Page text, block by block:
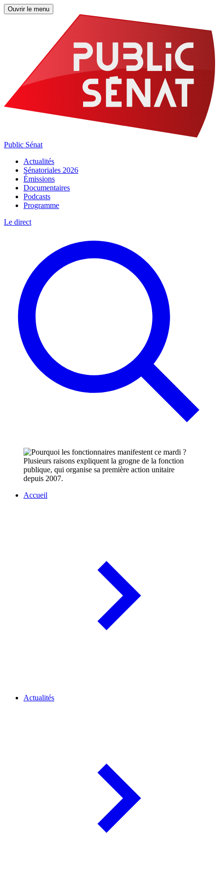
Ouvrir le menu
Public Sénat
Actualités
Sénatoriales 2026
Émissions
Documentaires
Podcasts
Programme
Le direct
Plusieurs raisons expliquent la grogne de la fonction
publique, qui organise sa première action unitaire
depuis 2007.
Accueil
Actualités